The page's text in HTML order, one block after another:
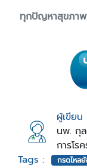
ทุกปัญหาสุขภาพ
ผู้เขียน
นพ. กุ
การโร
Tags :
กรดไหล